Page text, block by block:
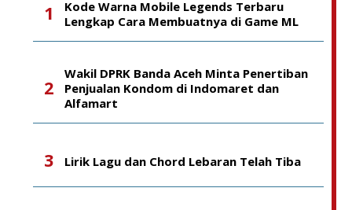
Kode Warna Mobile Legends Terbaru
Lengkap Cara Membuatnya di Game ML
Wakil DPRK Banda Aceh Minta Penertiban
Penjualan Kondom di Indomaret dan
Alfamart
Lirik Lagu dan Chord Lebaran Telah Tiba